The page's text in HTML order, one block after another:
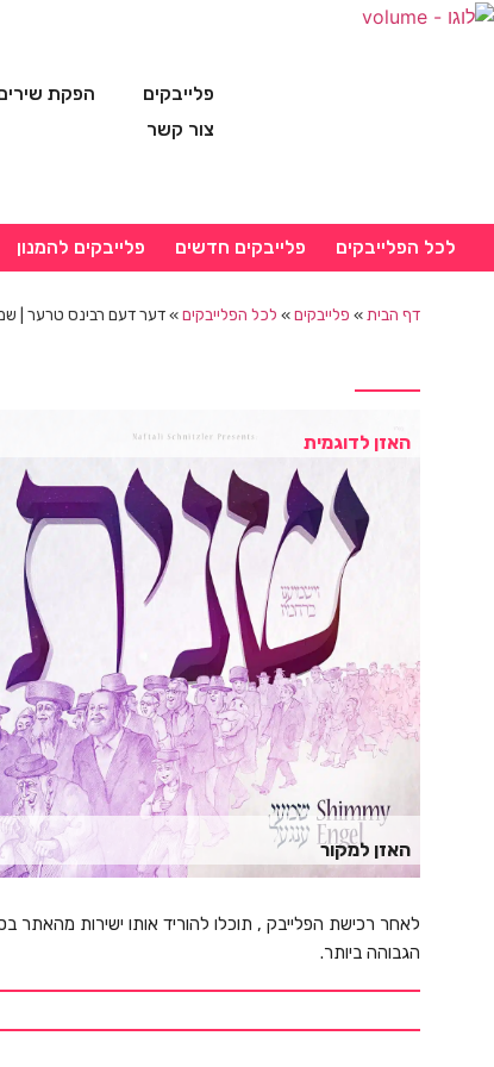
פלייבקים הפקת
צור קשר
לכל הפלייבקים פלייבקים חדשים פלייבקים להמנון
דף הבית » פלייבקים» לכל הפלייבקים»דער דעם רבינס טרער |
האזן לדוגמית
האזן למקור
לאחר רכישת הפלייבק , תוכלו להוריד אותו ישירות מהאתר
הגבוהה ביותר.